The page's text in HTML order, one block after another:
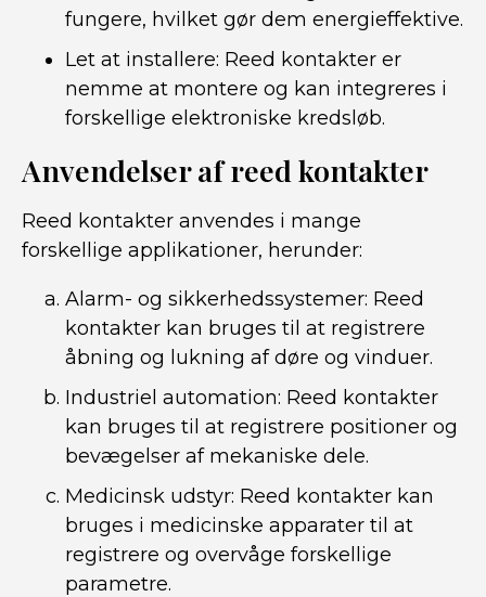
fungere, hvilket gør dem energieffektive.
Let at installere: Reed kontakter er
nemme at montere og kan integreres i
forskellige elektroniske kredsløb.
Anvendelser af reed kontakter
Reed kontakter anvendes i mange
forskellige applikationer, herunder:
Alarm- og sikkerhedssystemer: Reed
kontakter kan bruges til at registrere
åbning og lukning af døre og vinduer.
Industriel automation: Reed kontakter
kan bruges til at registrere positioner og
bevægelser af mekaniske dele.
Medicinsk udstyr: Reed kontakter kan
bruges i medicinske apparater til at
registrere og overvåge forskellige
parametre.